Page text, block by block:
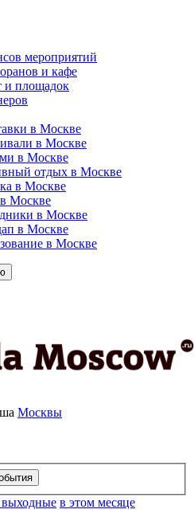
мероприятий
и кафе
и площадок
в Москве
в Москве
в Москве
отдых в Москве
в Москве
Москве
в Москве
в Москве
в Москве
Москвы
выходные в этом месяце